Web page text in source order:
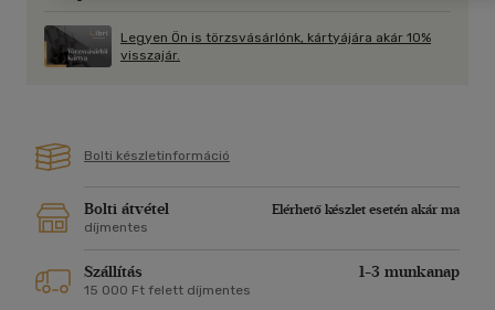
Legyen Ön is törzsvásárlónk, kártyájára akár 10%
visszajár.
Bolti készletinformáció
Bolti átvétel
Elérhető készlet esetén akár ma
díjmentes
Szállítás 1-3 munkanap
15 000 Ft felett díjmentes